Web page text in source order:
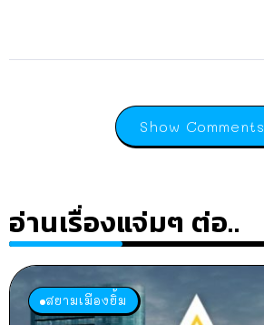
Show Comments
อ่านเรื่องแจ่มๆ ต่อ..
สยามเมืองยิ้ม